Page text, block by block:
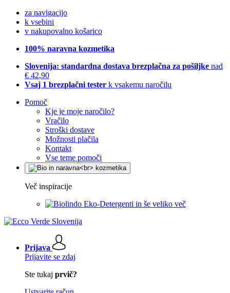
za navigacijo
k vsebini
v nakupovalno košarico
100% naravna kozmetika
Slovenija: standardna dostava brezplačna za pošiljke nad
€ 42,90
Vsaj 1 brezplačni tester k vsakemu naročilu
Pomoč
Kje je moje naročilo?
Vračilo
Stroški dostave
Možnosti plačila
Kontakt
Vse teme pomoči
Več inspiracije
Eko-Detergenti in še veliko več
Prijava
Prijavite se zdaj
Ste tukaj prvič?